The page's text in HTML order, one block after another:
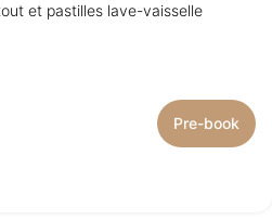
et pastilles lave-vaisselle
Pre-book